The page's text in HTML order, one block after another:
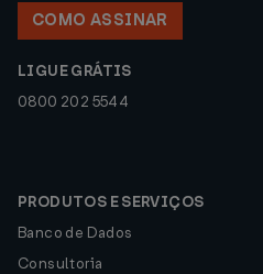
COMO ASSINAR
LIGUE GRÁTIS
0800 202 5544
PRODUTOS E SERVIÇOS
Banco de Dados
Consultoria